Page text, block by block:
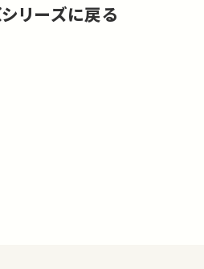
シリーズに戻る